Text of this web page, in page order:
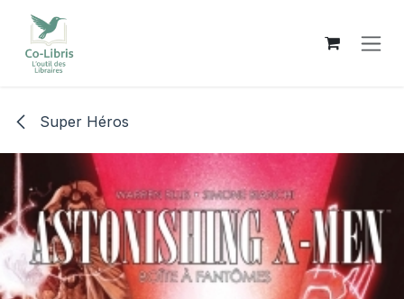
Se rendre au contenu
Super Héros